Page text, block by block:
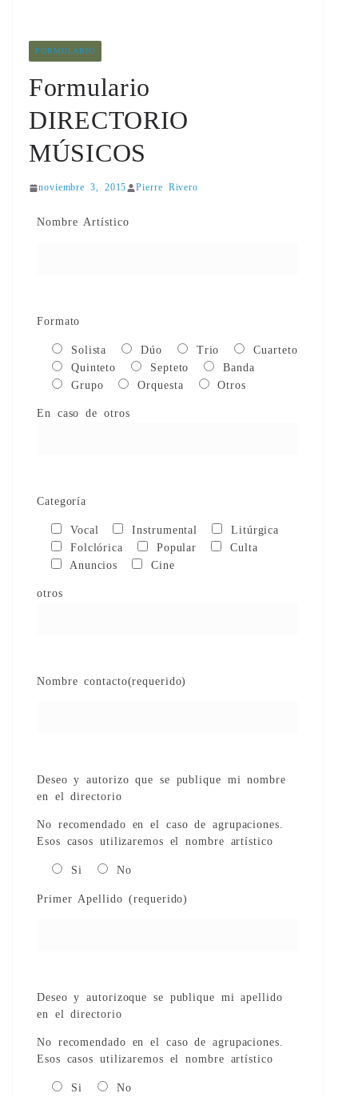
FORMULARIO
Formulario
DIRECTORIO
MÚSICOS
noviembre 3, 2015 Pierre Rivero
Nombre Artístico
Formato
Solista Dúo Trio
Cuarteto
Quinteto
Septeto
Banda
Grupo
Orquesta Otros
En caso de otros
Categoría
Vocal Instrumental
Litúrgica
Folclórica
Popular
Culta
Anuncios
Cine
otros
Nombre contacto(requerido)
Deseo y autorizo que se publique mi nombre
en el directorio
No recomendado en el caso de agrupaciones.
Esos casos utilizaremos el nombre artístico
Si No
Primer Apellido (requerido)
Deseo y autorizoque se publique mi apellido
en el directorio
No recomendado en el caso de agrupaciones.
Esos casos utilizaremos el nombre artístico
Si No